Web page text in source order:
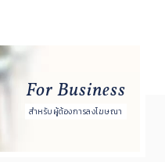
For Business
สำหรับผู้ต้องการลงโฆษณา